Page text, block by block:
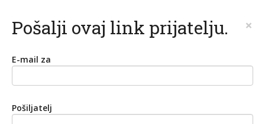
Pošalji ovaj link prijatelju. ×
E-mail za
Pošiljatelj